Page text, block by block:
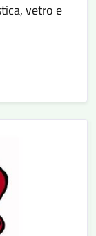
vetro e